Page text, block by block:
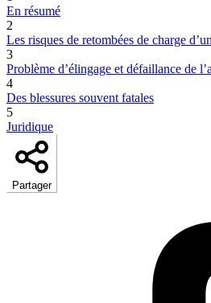
En résumé
2
Les risques de retombées de charge
3
Problème d’élingage et défaillance de
4
Des blessures souvent fatales
5
Juridique
Partager